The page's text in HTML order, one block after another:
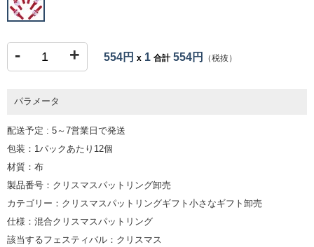
- + 554円 x 1 合計554円 （税抜）
パラメータ
配送予定 : 5～7営業日で発送
包装：1パックあたり12個
材質：布
製品番号：クリスマスパットリング卸売
カテゴリー：クリスマスパットリングギフト小さなギフト卸売
仕様：混合クリスマスパットリング
該当するフェスティバル：クリスマス